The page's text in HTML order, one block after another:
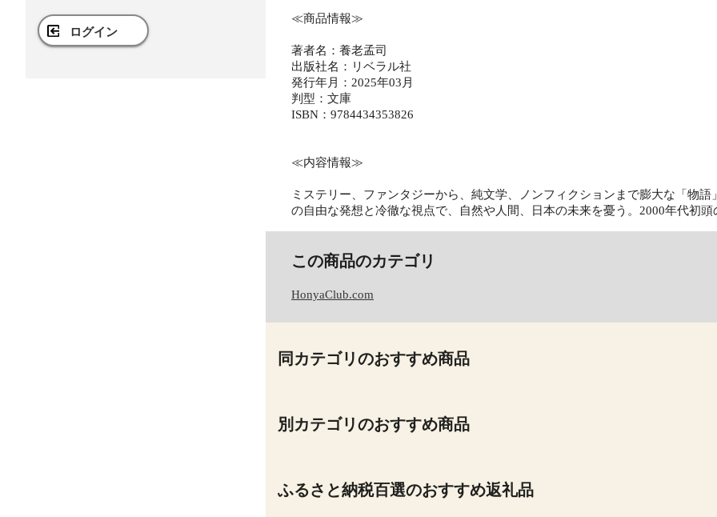
ログイン
≪商品情報≫
著者名：養老孟司
出版社名：リベラル社
発行年月：2025年03月
判型：文庫
ISBN：9784434353826
≪内容情報≫
ミステリー、ファンタジーから、純文学、ノンフィクションまで膨大な「物
の自由な発想と冷徹な視点で、自然や人間、日本の未来を憂う。2000年代初
この商品のカテゴリ
HonyaClub.com
同カテゴリのおすすめ商品
別カテゴリのおすすめ商品
ふるさと納税百選のおすすめ返礼品